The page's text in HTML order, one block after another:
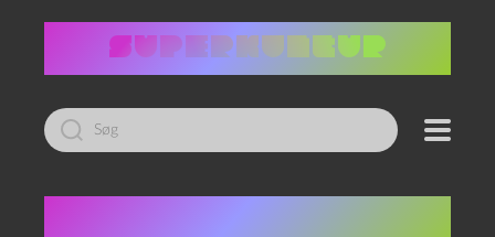
Led
efter: